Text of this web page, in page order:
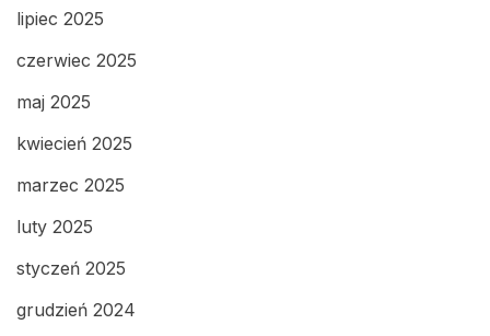
lipiec 2025
czerwiec 2025
maj 2025
kwiecień 2025
marzec 2025
luty 2025
styczeń 2025
grudzień 2024